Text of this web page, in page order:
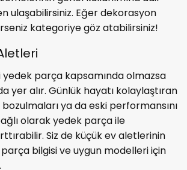
ulaşabilirsiniz. Eğer dekorasyon
kategoriye göz atabilirsiniz!
parça kapsamında olmazsa
yer alır. Günlük hayatı kolaylaştıran
ya da eski performansını
olarak yedek parça ile
Siz de küçük ev aletlerinin
parça bilgisi ve uygun modelleri için